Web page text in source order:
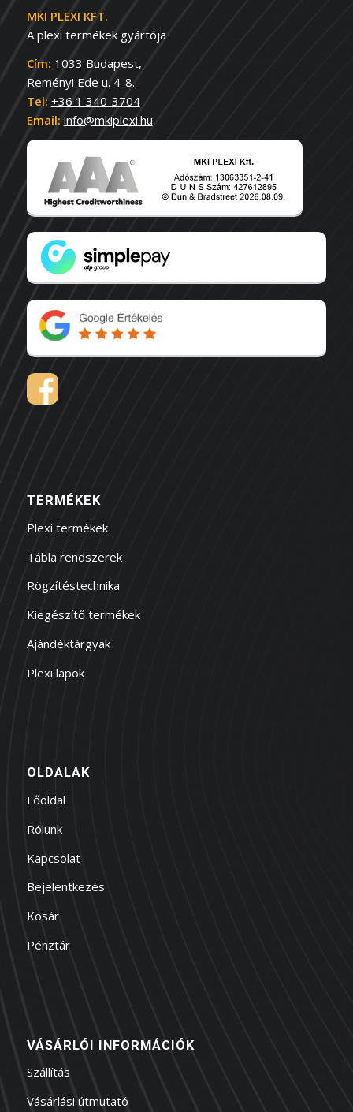
MKI PLEXI KFT.
A plexi termékek gyártója
Cím: 1033 Budapest,
Reményi Ede u. 4-8.
Tel: +36 1 340-3704
Email: info@mkiplexi.hu
TERMÉKEK
Plexi termékek
Tábla rendszerek
Rögzítéstechnika
Kiegészítő termékek
Ajándéktárgyak
Plexi lapok
OLDALAK
Főoldal
Rólunk
Kapcsolat
Bejelentkezés
Kosár
Pénztár
VÁSÁRLÓI INFORMÁCIÓK
Szállítás
Vásárlási útmutató